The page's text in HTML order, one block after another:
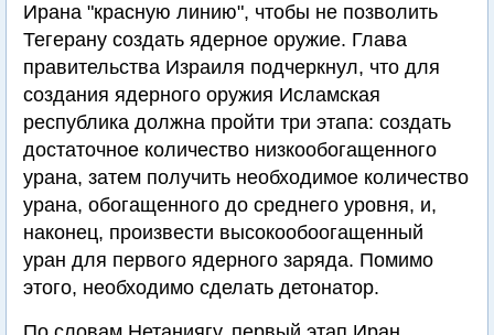
Ирана "красную линию", чтобы не позволить
Тегерану создать ядерное оружие. Глава
правительства Израиля подчеркнул, что для
создания ядерного оружия Исламская
республика должна пройти три этапа: создать
достаточное количество низкообогащенного
урана, затем получить необходимое количество
урана, обогащенного до среднего уровня, и,
наконец, произвести высокообоогащенный
уран для первого ядерного заряда. Помимо
этого, необходимо сделать детонатор.